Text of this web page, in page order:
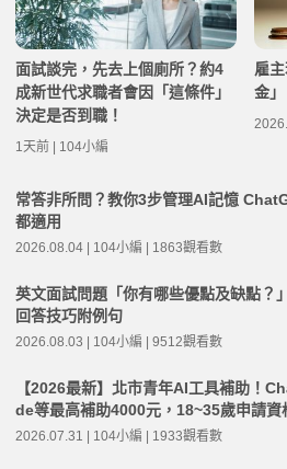
面試談完，先去上個廁所？約4
成新世代求職者會因「這條件」
決定是否到職！
1天前 | 104小編
雇
金
常答非所問？教你3步管理AI記憶
都適用
2026.08.04 | 104小編 | 1863觀看數
英文面試問題「你有哪些優點及缺點？
回答技巧附例句
2026.08.03 | 104小編 | 9512觀看數
【2026最新】北市青年AI工具補助！
de等最高補助4000元，18~35歲申請資
2026.07.31 | 104小編 | 1933觀看數